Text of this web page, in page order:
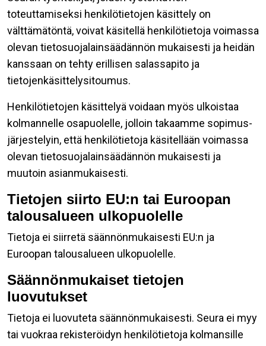
toteuttamiseksi henkilötietojen käsittely on
välttämätöntä, voivat käsitellä henkilötietoja voimassa
olevan tietosuojalainsäädännön mukaisesti ja heidän
kanssaan on tehty erillisen salassapito ja
tietojenkäsittelysitoumus.
Henkilötietojen käsittelyä voidaan myös ulkoistaa
kolmannelle osapuolelle, jolloin takaamme sopimus-
järjestelyin, että henkilötietoja käsitellään voimassa
olevan tietosuojalainsäädännön mukaisesti ja
muutoin asianmukaisesti.
Tietojen siirto EU:n tai Euroopan
talousalueen ulkopuolelle
Tietoja ei siirretä säännönmukaisesti EU:n ja
Euroopan talousalueen ulkopuolelle.
Säännönmukaiset tietojen
luovutukset
Tietoja ei luovuteta säännönmukaisesti. Seura ei myy
tai vuokraa rekisteröidyn henkilötietoja kolmansille